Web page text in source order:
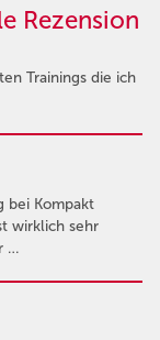
Rezension
Trainings die ich
bei Kompakt
wirklich sehr
…